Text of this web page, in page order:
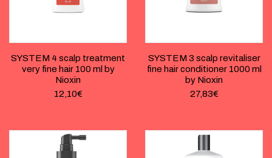
SYSTEM 4 scalp treatment
very fine hair 100 ml by
Nioxin
12,10€
SYSTEM 3 scalp revitaliser
fine hair conditioner 1000 ml
by Nioxin
27,83€